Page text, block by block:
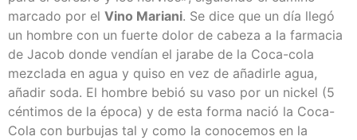
marcado por el Vino Mariani. Se dice que un día llegó
un hombre con un fuerte dolor de cabeza a la farmacia
de Jacob donde vendían el jarabe de la Coca-cola
mezclada en agua y quiso en vez de añadirle agua,
añadir soda. El hombre bebió su vaso por un nickel (5
céntimos de la época) y de esta forma nació la Coca-
Cola con burbujas tal y como la conocemos en la